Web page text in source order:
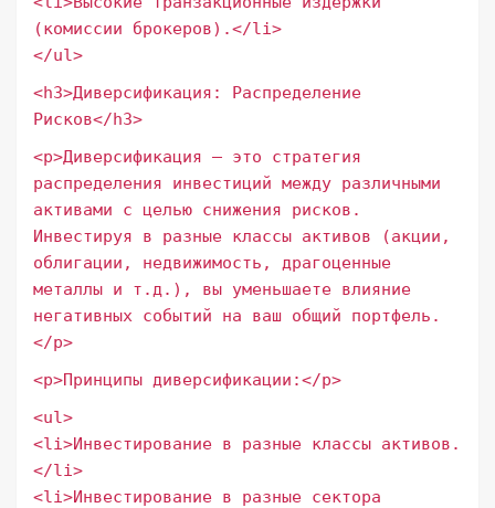
(комиссии брокеров).</li>
</ul>
<h3>Диверсификация: Распределение
Рисков</h3>
<p>Диверсификация – это стратегия
распределения инвестиций между различными
активами с целью снижения рисков.
Инвестируя в разные классы активов (акции,
облигации, недвижимость, драгоценные
металлы и т.д.), вы уменьшаете влияние
негативных событий на ваш общий портфель.
</p>
<p>Принципы диверсификации:</p>
<ul>
<li>Инвестирование в разные классы активов.
</li>
<li>Инвестирование в разные сектора